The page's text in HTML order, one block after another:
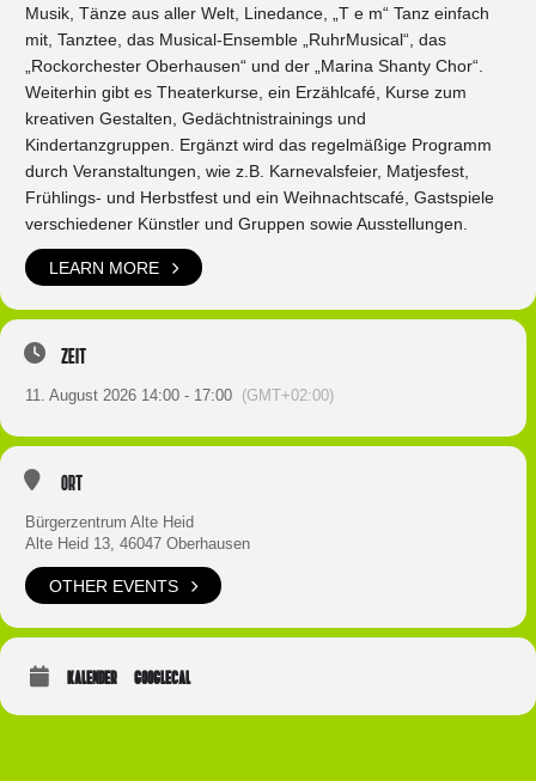
Musik, Tänze aus aller Welt, Linedance, „T e m“ Tanz einfach
mit, Tanztee, das Musical-Ensemble „RuhrMusical“, das
„Rockorchester Oberhausen“ und der „Marina Shanty Chor“.
Weiterhin gibt es Theaterkurse, ein Erzählcafé, Kurse zum
kreativen Gestalten, Gedächtnistrainings und
Kindertanzgruppen. Ergänzt wird das regelmäßige Programm
durch Veranstaltungen, wie z.B. Karnevalsfeier, Matjesfest,
Frühlings- und Herbstfest und ein Weihnachtscafé, Gastspiele
verschiedener Künstler und Gruppen sowie Ausstellungen.
LEARN MORE
Zeit
11. August 2026 14:00 - 17:00 (GMT+02:00)
Ort
Bürgerzentrum Alte Heid
Alte Heid 13, 46047 Oberhausen
OTHER EVENTS
KALENDER GOOGLECAL